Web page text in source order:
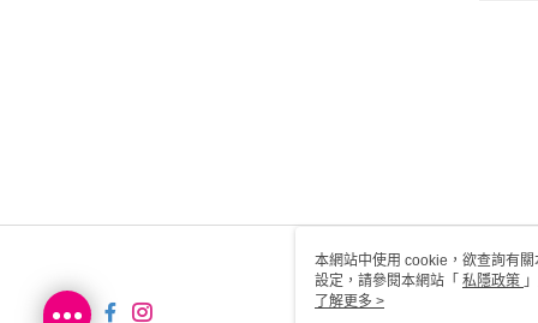
本網站中使用 cookie，欲查詢有
設定，請參閱本網站「 私隱政策
用 cookie。
了解更多 >